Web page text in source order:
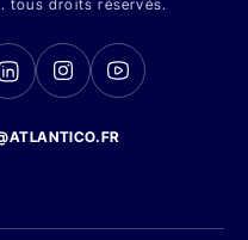
tous droits réservés.